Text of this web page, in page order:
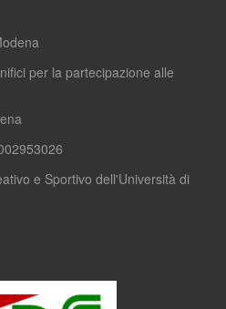
per la partecipazione alle
e Sportivo dell'Università di